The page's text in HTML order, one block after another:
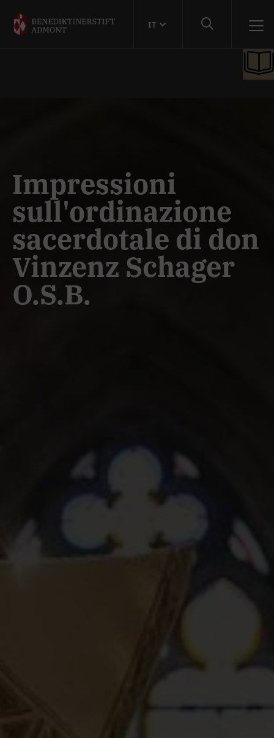
IT
Impressioni
sull'ordinazione
sacerdotale di don
Vinzenz Schager
O.S.B.